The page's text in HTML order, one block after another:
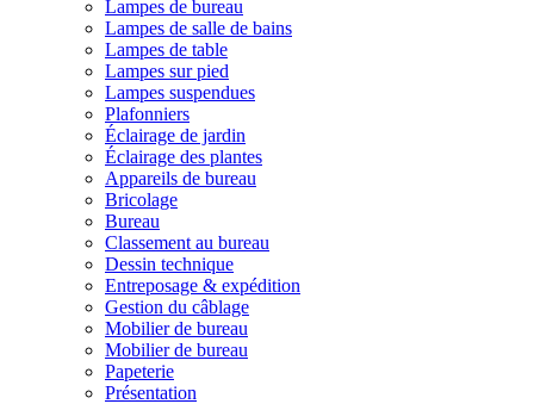
Lampes de bureau
Lampes de salle de bains
Lampes de table
Lampes sur pied
Lampes suspendues
Plafonniers
Éclairage de jardin
Éclairage des plantes
Appareils de bureau
Bricolage
Bureau
Classement au bureau
Dessin technique
Entreposage & expédition
Gestion du câblage
Mobilier de bureau
Mobilier de bureau
Papeterie
Présentation